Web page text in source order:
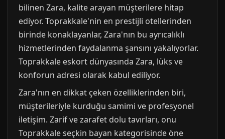
bilinen Zara, kalite arayan müşterilere hitap
ediyor. Toprakkale'nin en prestijli otellerinden
birinde konaklayanlar, Zara'nın bu ayrıcalıklı
hizmetlerinden faydalanma şansını yakalıyorlar.
Toprakkale eskort dünyasında Zara, lüks ve
konforun adresi olarak kabul ediliyor.
Zara'nın en dikkat çeken özelliklerinden biri,
müşterileriyle kurduğu samimi ve profesyonel
iletişim. Zarif ve zarafet dolu tavırları, onu
Toprakkale seçkin bayan kategorisinde öne